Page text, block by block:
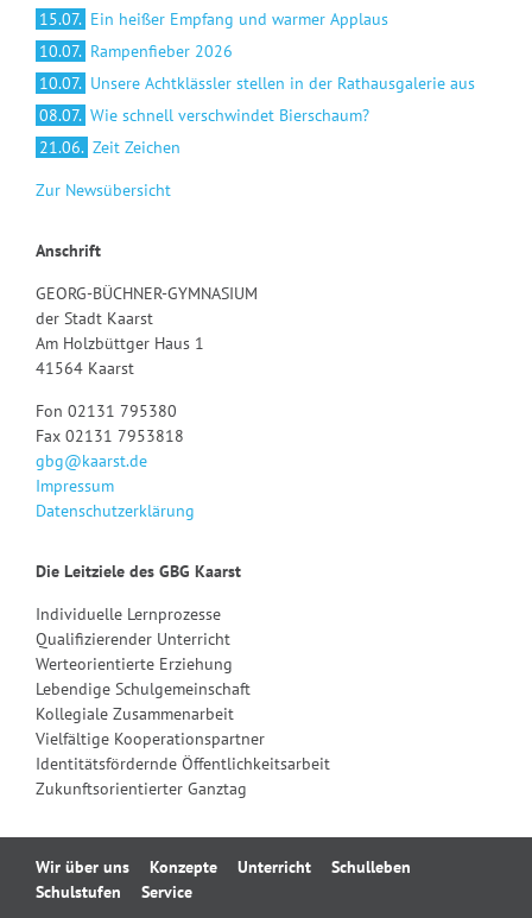
15.07. Ein heißer Empfang und warmer Applaus
10.07. Rampenfieber 2026
10.07. Unsere Achtklässler stellen in der Rathausgalerie aus
08.07. Wie schnell verschwindet Bierschaum?
21.06. Zeit Zeichen
Zur Newsübersicht
Anschrift
GEORG-BÜCHNER-GYMNASIUM
der Stadt Kaarst
Am Holzbüttger Haus 1
41564 Kaarst
Fon 02131 795380
Fax 02131 7953818
gbg@kaarst.de
Impressum
Datenschutzerklärung
Die Leitziele des GBG Kaarst
Individuelle Lernprozesse
Qualifizierender Unterricht
Werteorientierte Erziehung
Lebendige Schulgemeinschaft
Kollegiale Zusammenarbeit
Vielfältige Kooperationspartner
Identitätsfördernde Öffentlichkeitsarbeit
Zukunftsorientierter Ganztag
Navigation
überspringen
Wir über uns Konzepte Unterricht
Schulleben
Schulstufen
Service